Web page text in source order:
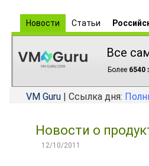
Новости Статьи
Все
Более 6540
VM Guru | Ссылка дня:
Новости о
12/10/2011